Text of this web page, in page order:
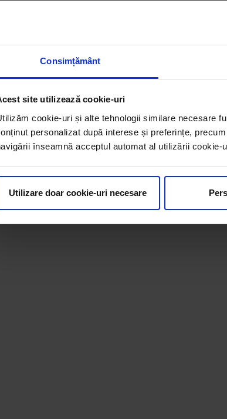
Consimțământ
site utilizează cookie-uri
cookie-uri și alte tehnologii similare necesare
personalizat după interese și preferințe,
înseamnă acceptul automat al utilizării cookie-
Utilizare doar cookie-uri necesare